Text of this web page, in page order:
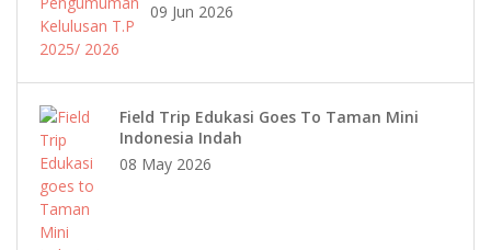
09 Jun 2026
Field Trip Edukasi Goes To Taman Mini
Indonesia Indah
08 May 2026